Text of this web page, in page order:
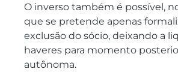
O inverso também é possível,
que se pretende apenas
exclusão do sócio, deixando a
haveres para momento
autônoma.